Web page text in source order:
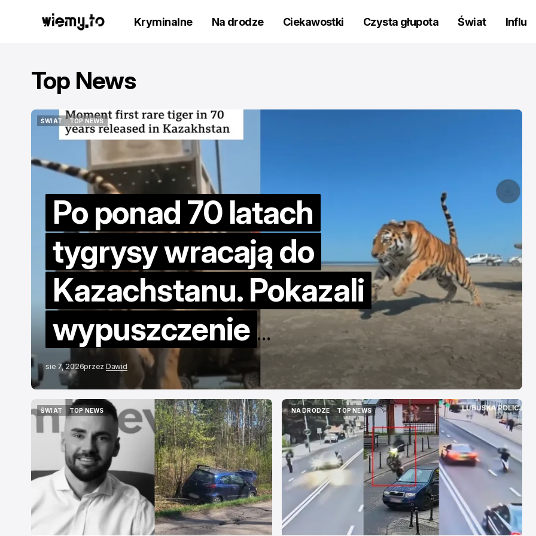
Kryminalne Na drodze Ciekawostki Czysta głupota Świat Influ
Top News
ŚWIAT
TOP NEWS
TOP NEWS
Po ponad 70 latach
tygrysy wracają do
Kazachstanu. Pokazali
wypuszczenie
pierwszej samicy
sie 7, 2026przez Dawid
ŚWIAT
TOP NEWS
NA DRODZE
NA DRODZE
TOP NEWS
TOP NEWS
Dramat
Nie potrafiła
działania kubka
Starbucksa
maj 17, 2026